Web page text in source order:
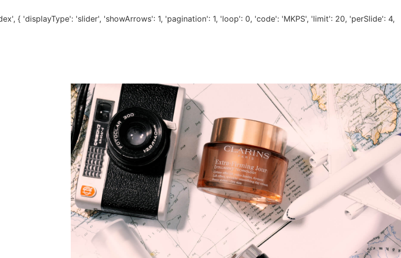
{ 'displayType': 'slider', 'showArrows': 1, 'pagination': 1, 'loop': 0, 'code': 'MKPS', 'limit': 20, 'perSlide': 4,